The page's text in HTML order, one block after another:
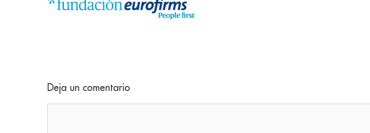
Deja un comentario